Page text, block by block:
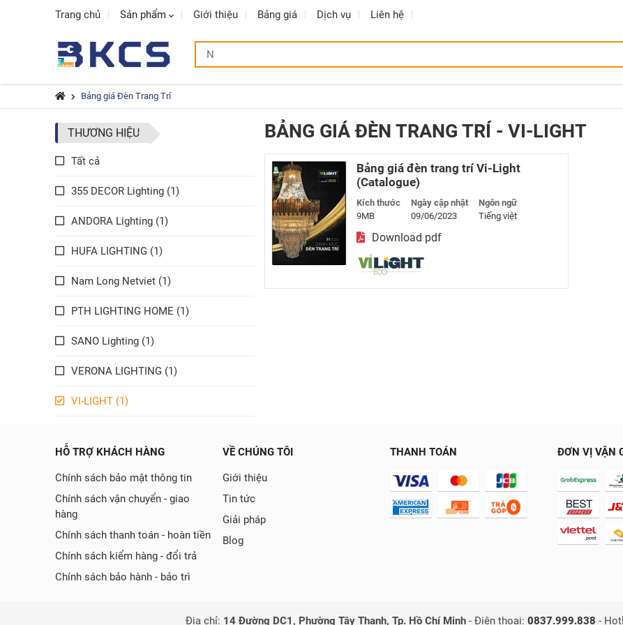
Trang chủ Sản phẩm Giới thiệu Bảng giá Dịch vụ Liên hệ
Bảng giá Đèn Trang Trí
THƯƠNG HIỆU
Tất cả
355 DECOR Lighting (1)
ANDORA Lighting (1)
HUFA LIGHTING (1)
Nam Long Netviet (1)
PTH LIGHTING HOME (1)
SANO Lighting (1)
VERONA LIGHTING (1)
VI-LIGHT (1)
BẢNG GIÁ ĐÈN TRANG TRÍ - VI-LIGHT
Bảng giá đèn trang trí Vi-Light
(Catalogue)
Kích thước
9MB
Ngày cập nhật
09/06/2023
Ngôn ngữ
Tiếng việt
Download pdf
HỖ TRỢ KHÁCH HÀNG
Chính sách bảo mật thông tin
Chính sách vận chuyển - giao
hàng
Chính sách thanh toán - hoàn tiền
Chính sách kiểm hàng - đổi trả
Chính sách bảo hành - bảo trì
VỀ CHÚNG TÔI
Giới thiệu
Tin tức
Giải pháp
Blog
THANH TOÁN ĐƠN VỊ VẬN
Địa chỉ: 14 Đường DC1, Phường Tây Thạnh, Tp. Hồ Chí Minh- Điện thoại: 0837.999.838 -